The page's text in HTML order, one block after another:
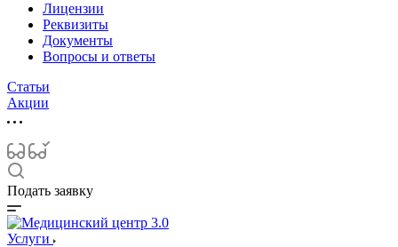
Лицензии
Реквизиты
Документы
Вопросы и ответы
Статьи
Акции
Подать заявку
Услуги